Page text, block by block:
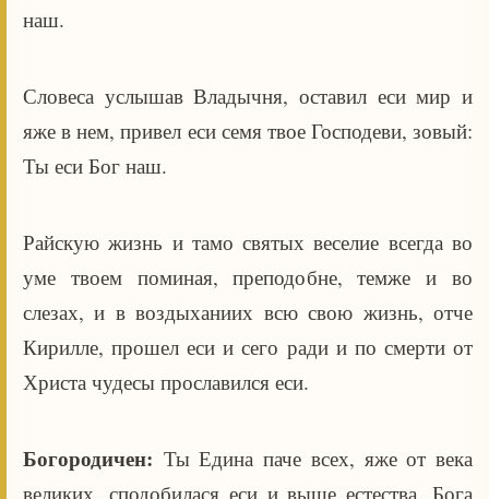
наш.
Словеса услышав Владычня, оставил еси мир и
яже в нем, привел еси семя твое Господеви, зовый:
Ты еси Бог наш.
Райскую жизнь и тамо святых веселие всегда во
уме твоем поминая, преподобне, темже и во
слезах, и в воздыханиих всю свою жизнь, отче
Кирилле, прошел еси и сего ради и по смерти от
Христа чудесы прославился еси.
Богородичен: Ты Едина паче всех, яже от века
великих, сподобилася еси и выше естества, Бога